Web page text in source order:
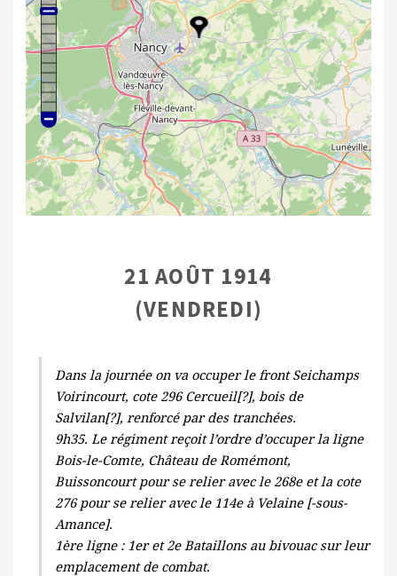
21 AOÛT 1914
(VENDREDI)
Dans la journée on va occuper le front Seichamps
Voirincourt, cote 296 Cercueil[?], bois de
Salvilan[?], renforcé par des tranchées.
9h35. Le régiment reçoit l’ordre d’occuper la ligne
Bois-le-Comte, Château de Romémont,
Buissoncourt pour se relier avec le 268e et la cote
276 pour se relier avec le 114e à Velaine [-sous-
Amance].
1ère ligne : 1er et 2e Bataillons au bivouac sur leur
emplacement de combat.